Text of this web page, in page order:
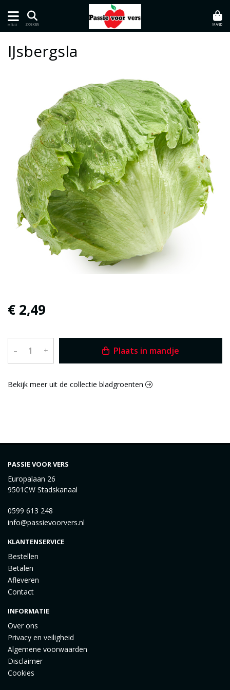
MENU ZOEKEN MAND
IJsbergsla
€ 2,49
– + Plaats in mandje
Bekijk meer uit de collectie bladgroenten
PASSIE VOOR VERS
Europalaan 26
9501CW Stadskanaal
0599 613 248
info@passievoorvers.nl
KLANTENSERVICE
Bestellen
Betalen
Afleveren
Contact
INFORMATIE
Over ons
Privacy en veiligheid
Algemene voorwaarden
Disclaimer
Cookies